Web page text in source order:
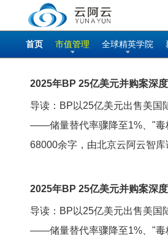
首页 市值管理 全球精英学院
2025年BP 25亿美元并购案深度
导读：BP以25亿美元出售美国
——储量替代率骤降至1%、"毒
68000余字，由北京云阿云智库
2025年BP 25亿美元并购案深度
导读：BP以25亿美元出售美国
——储量替代率骤降至1%、"毒